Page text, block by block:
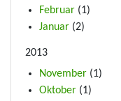
Februar (1)
Januar (2)
2013
November (1)
Oktober (1)